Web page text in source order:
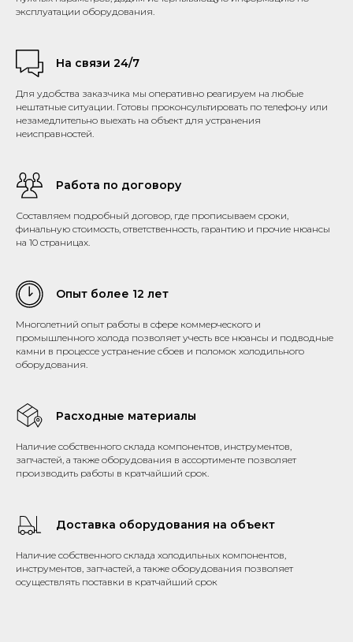
эксплуатации оборудования.
На связи 24/7
Для удобства заказчика мы оперативно реагируем на любые
нештатные ситуации. Готовы проконсультировать по телефону или
незамедлительно выехать на объект для устранения
неисправностей.
Работа по договору
Составляем подробный договор, где прописываем сроки,
финальную стоимость, ответственность, гарантию и прочие нюансы
на 10 страницах.
Опыт более 12 лет
Многолетний опыт работы в сфере коммерческого и
промышленного холода позволяет учесть все нюансы и подводные
камни в процессе устранение сбоев и поломок холодильного
оборудования.
Расходные материалы
Наличие собственного склада компонентов, инструментов,
запчастей, а также оборудования в ассортименте позволяет
производить работы в кратчайший срок.
Доставка оборудования на объект
Наличие собственного склада холодильных компонентов,
инструментов, запчастей, а также оборудования позволяет
осуществлять поставки в кратчайший срок